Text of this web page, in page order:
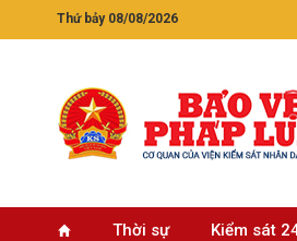
Thứ bảy 08/08/2026
Thời sự Kiểm sát